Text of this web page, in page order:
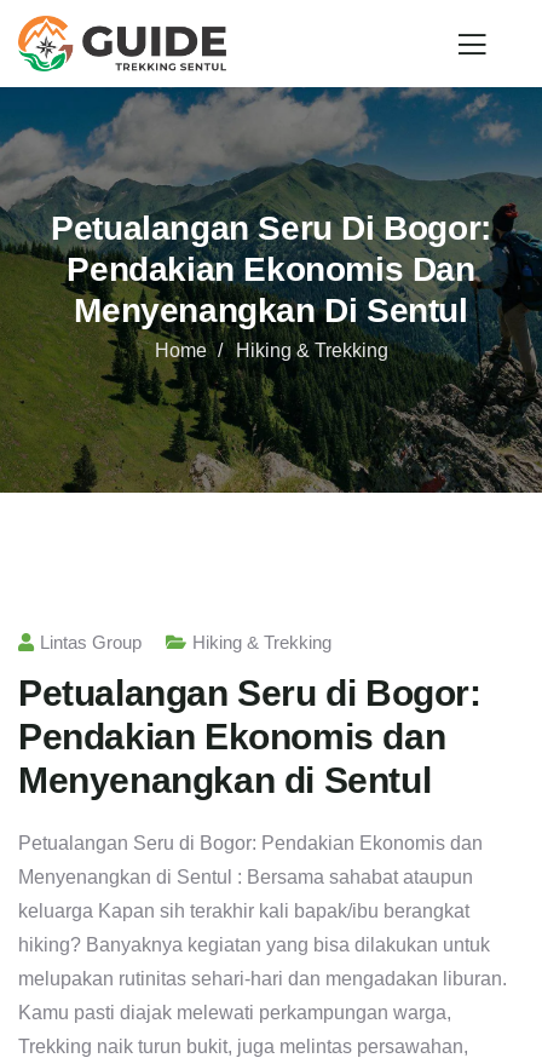
Petualangan Seru Di Bogor:
Pendakian Ekonomis Dan
Menyenangkan Di Sentul
Home Hiking & Trekking
Lintas Group Hiking & Trekking
Petualangan Seru di Bogor:
Pendakian Ekonomis dan
Menyenangkan di Sentul
Petualangan Seru di Bogor: Pendakian Ekonomis dan
Menyenangkan di Sentul : Bersama sahabat ataupun
keluarga Kapan sih terakhir kali bapak/ibu berangkat
hiking? Banyaknya kegiatan yang bisa dilakukan untuk
melupakan rutinitas sehari-hari dan mengadakan liburan.
Kamu pasti diajak melewati perkampungan warga,
Trekking naik turun bukit, juga melintas persawahan,